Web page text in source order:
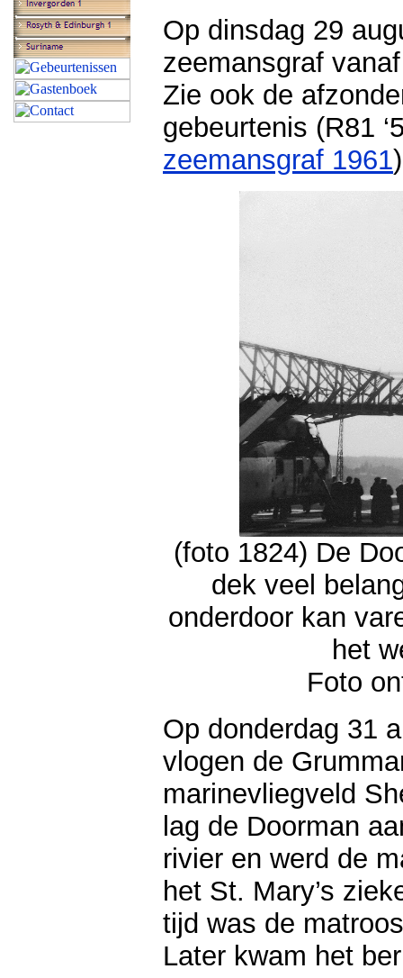
Op dinsdag 29
zeemansgraf
Zie ook de
gebeurtenis (R81
zeemansgraf 1961
(foto 1824) De
dek veel
onderdoor kan
het
Foto
Op donderdag 31
vlogen de
marinevliegveld
lag de Doorman
rivier en werd de
het St. Mary’s
tijd was de
Later kwam het